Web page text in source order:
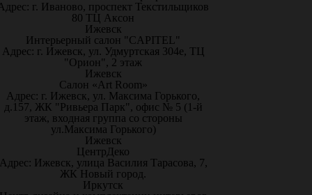
г. Иваново, проспект Текстильщиков
80 ТЦ Аксон
Ижевск
Интерьерный салон "CAPITEL"
Адрес: г. Ижевск, ул. Удмуртская 304е, ТЦ
"Орион", 2 этаж
Ижевск
Салон «Art Room»
Адрес: г. Ижевск, ул. Максима Горького,
д.157, ЖК "Ривьера Парк", офис № 5 (1-й
этаж, входная группа со стороны
ул.Максима Горького)
Ижевск
ЦентрДеко
Ижевск, улица Василия Тарасова, 7,
ЖК Новый город.
Иркутск